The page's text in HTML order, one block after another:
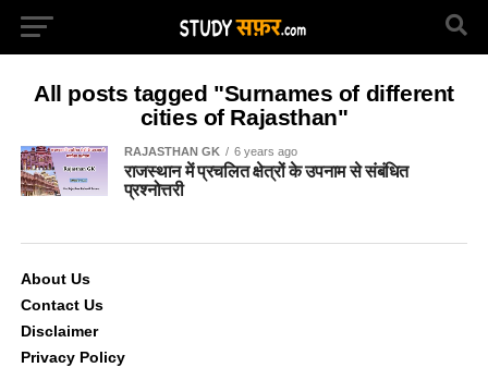
All posts tagged "Surnames of different
cities of Rajasthan"
RAJASTHAN GK 6 years ago
राजस्थान में प्रचलित क्षेत्रों के उपनाम से संबंधित
प्रश्नोत्तरी
About Us
Contact Us
Disclaimer
Privacy Policy